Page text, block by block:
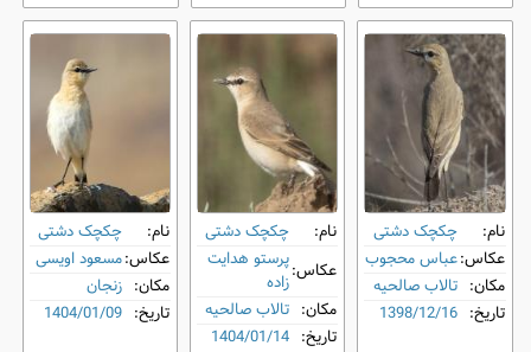
نام:
چکچک دشتی
عکاس:عباس محجوب
مکان: تالاب صالحیه
تاریخ: 1398/12/16
نام:
چکچک دشتی
عکاس:پرستو هدایت
زاده
مکان: تالاب صالحیه
تاریخ: 1404/01/14
نام:
چکچک دشتی
عکاس:مسعود اویسی
مکان: زنجان
تاریخ: 1404/01/09